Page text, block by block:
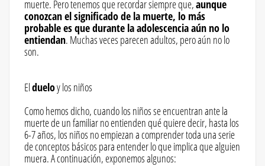
muerte. Pero tenemos que recordar siempre que,aunque
conozcan el significado de la muerte, lo más
probable es que durante la adolescencia aún no lo
entiendan. Muchas veces parecen adultos, pero aún no lo
son.
Eldueloy los niños
Como hemos dicho, cuando los niños se encuentran ante la
muerte de un familiar no entienden qué quiere decir, hasta los
6-7 años, los niños no empiezan a comprender toda una serie
de conceptos básicos para entender lo que implica que alguien
muera. A continuación, exponemos algunos: